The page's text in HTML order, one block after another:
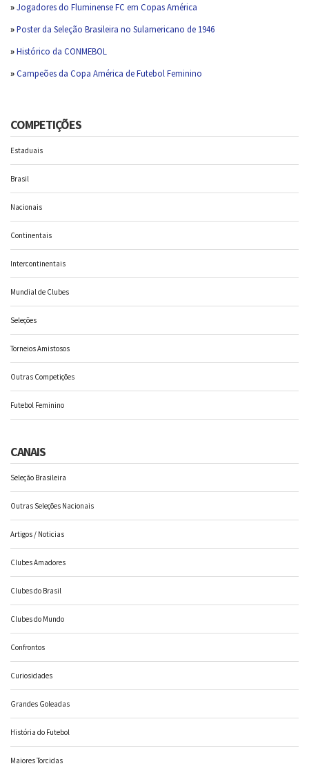
»Jogadores do Fluminense FC em Copas América
»Poster da Seleção Brasileira no Sulamericano de 1946
»Histórico da CONMEBOL
»Campeões da Copa América de Futebol Feminino
COMPETIÇÕES
Estaduais
Brasil
Nacionais
Continentais
Intercontinentais
Mundial de Clubes
Seleções
Torneios Amistosos
Outras Competições
Futebol Feminino
CANAIS
Seleção Brasileira
Outras Seleções Nacionais
Artigos / Noticias
Clubes Amadores
Clubes do Brasil
Clubes do Mundo
Confrontos
Curiosidades
Grandes Goleadas
História do Futebol
Maiores Torcidas